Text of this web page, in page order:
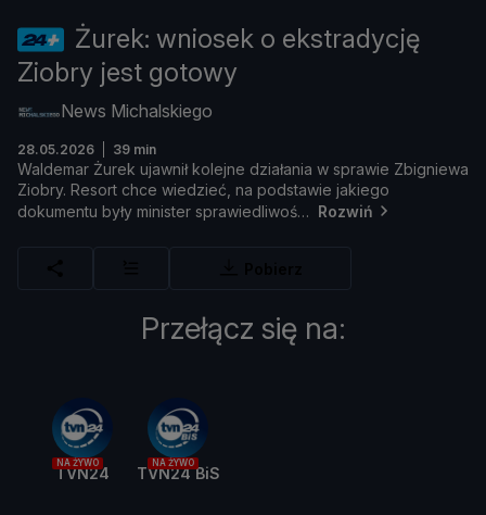
Żurek: wniosek o ekstradycję
Ziobry jest gotowy
News Michalskiego
28.05.2026 39 min
Waldemar Żurek ujawniłkolejne działania w sprawie Zbigniewa
Ziobry. Resort chce wiedzieć, na podstawie jakiego
dokumentu były minister sprawiedliwoś Rozwiń
Przełącz się na:
NA ŻYWO
TVN24
NA ŻYWO
TVN24 BiS